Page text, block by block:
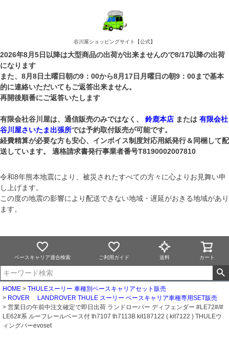
谷川屋ショッピングサイト【公式】
2026年8月5日以降は大型商品の出荷が出来ませんので8/17以降の出荷
になります
また、8月8日土曜日朝の9：00から8月17日月曜日の朝9：00まで基本
的に連絡いただいてもご返答出来ません。
再開後順番にご返答いたします
有限会社谷川屋は、通信販売のみではなく、 鈴鹿本店 または 有限会社
谷川屋さいたま出張所では予約取付販売が可能です。
経費精算が必要な方も安心、インボイス制度対応用紙発行＆同梱して配
送しています。 適格請求書発行事業者番号T8190002007810
令和8年熊本地震により、被災されたすべての方々に心よりお見舞い申
し上げます。
この度の地震の影響により配送できない地域・遅延がおきる地域があり
ます。
ベースキャリア適合検索 ご利用ガイド 送料 カート
HOME
THULEスーリー 車種別ベースキャリアセット販売
ROVER LANDROVER THULE スーリー ベースキャリア車種専用SET販売
営業日の午前中注文確定で即日出荷 ランドローバー ディフェンダー #LE72#/#
LE62#系 ルーフレールベース付 th7107 th7113B kit187122 ( kit7122 ) THULEウ
ィングバーevoset